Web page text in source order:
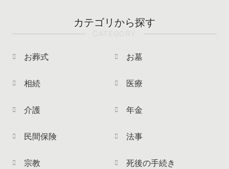
カテゴリから探す
CATEGORY
お葬式 お墓
相続 医療
介護 年金
民間保険 法事
宗教 死後の手続き